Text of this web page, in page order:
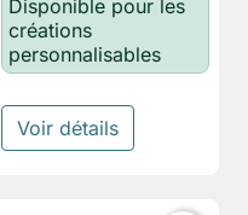
Disponible pour les
créations
personnalisables
Voir détails